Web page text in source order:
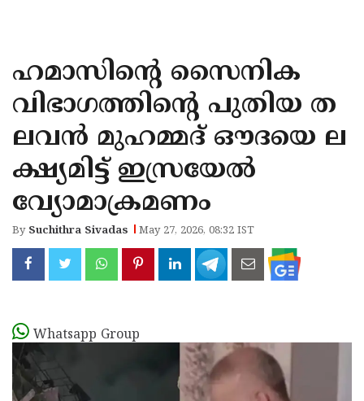
KANNUR
KASARAGOD
ഹമാസിന്റെ സൈനിക
വിഭാഗത്തിന്റെ പുതിയ ത
ലവന്‍ മുഹമ്മദ് ഔദയെ ല
ക്ഷ്യമിട്ട് ഇസ്രയേല്‍
വ്യോമാക്രമണം
By Suchithra Sivadas May 27, 2026, 08:32 IST
Whatsapp Group